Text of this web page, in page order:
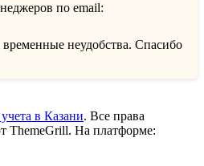
по email:
неудобства. Спасибо
в Казани. Все права
ThemeGrill. На платформе: